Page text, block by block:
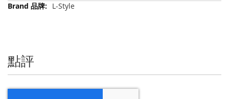
更
L-Style
點評